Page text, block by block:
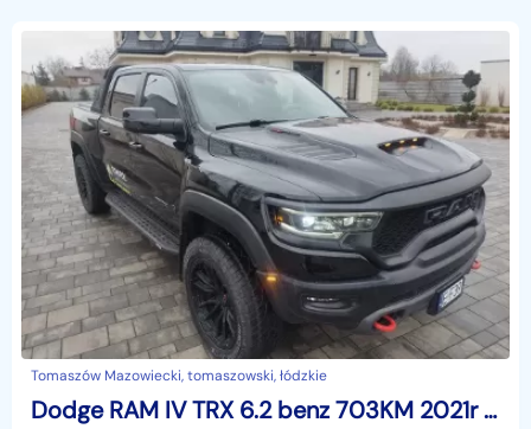
Tomaszów Mazowiecki, tomaszowski, łódzkie
Dodge RAM IV TRX 6.2 benz 703KM 2021r Bezwypadkowy!